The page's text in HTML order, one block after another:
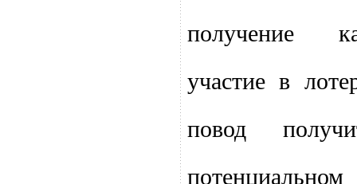
получение
участие в
повод